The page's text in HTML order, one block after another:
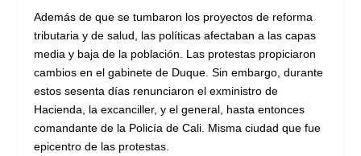
Además de que se tumbaron los proyectos de reforma
tributaria y de salud, las políticas afectaban a las capas
media y baja de la población. Las protestas propiciaron
cambios en el gabinete de Duque. Sin embargo, durante
estos sesenta días renunciaron el exministro de
Hacienda, la excanciller, y el general, hasta entonces
comandante de la Policía de Cali. Misma ciudad que fue
epicentro de las protestas.